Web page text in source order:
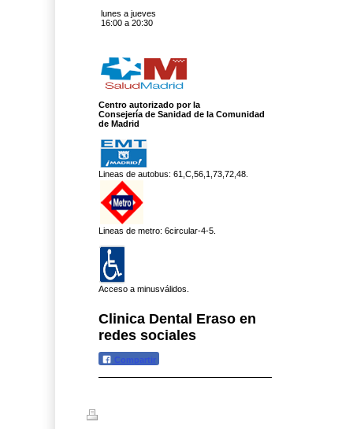
lunes a jueves
16:00 a 20:30
Centro autorizado por la
Consejería de Sanidad de la Comunidad
de Madrid
Lineas de autobus: 61,C,56,1,73,72,48.
Lineas de metro: 6circular-4-5.
Acceso a minusválidos.
Clinica Dental Eraso en
redes sociales
Compartir